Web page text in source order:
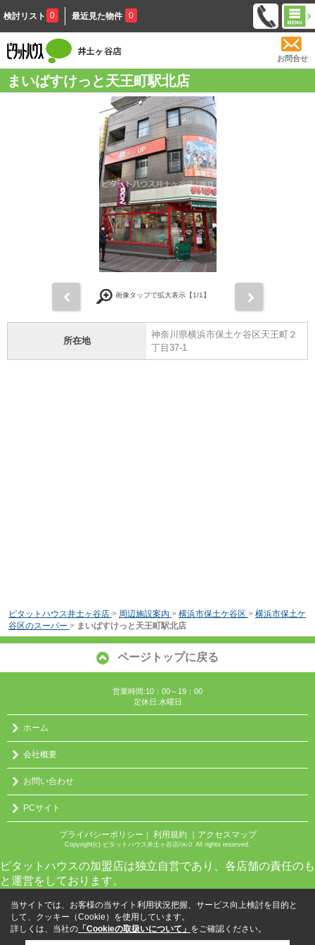
検討リスト 0 最近見た物件 0
お問合せ
まいばすけっと天王町駅北店
画像タップで拡大表示【1/1】
所在地
神奈川県横浜市保土ケ谷区天王町２
丁目37-1
ピタットハウス井土ヶ谷店 > 周辺施設案内 > 横浜市保土ケ谷区 > 横浜市保土ケ
谷区のスーパー > まいばすけっと天王町駅北店
ページトップに戻る
営業時間:10：00～19：00
定休日:水曜日
ホーム
会社概要
お問い合わせ
PCサイト
プライバシーポリシー ｜ 利用規約 ｜アクセスマップ
Copyright(c) ピタットハウス井土ヶ谷店/㈱０ All rights reserved.
ピタットハウスの加盟店は独立自営であり、各店舗の責任のも
と運営をしております。
当サイトでは、お客様の当サイト利用状況把握、サービス向上検討を目的と
して、クッキー（Cookie）を使用しています。
詳しくは、当社の 「Cookieの取扱いについて」 をご確認ください。